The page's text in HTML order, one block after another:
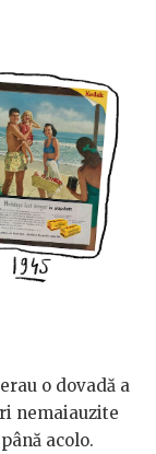
o dovadă a
nemaiauzite
acolo.